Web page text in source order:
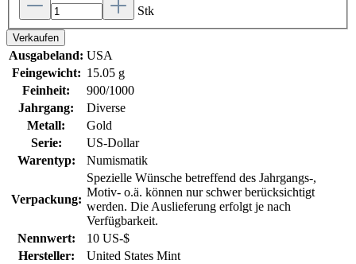
Stk
Verkaufen
Ausgabeland: USA
Feingewicht: 15.05 g
Feinheit:
900/1000
Jahrgang:
Diverse
Metall:
Gold
Serie:
US-Dollar
Warentyp:
Numismatik
Verpackung:
Spezielle Wünsche betreffend des Jahrgangs-,
Motiv- o.ä. können nur schwer berücksichtigt
werden. Die Auslieferung erfolgt je nach
Verfügbarkeit.
Nennwert:
10 US-$
Hersteller:
United States Mint